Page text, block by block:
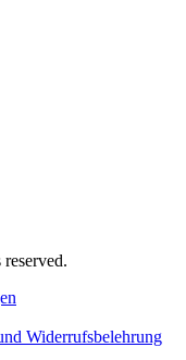
Widerrufsbelehrung